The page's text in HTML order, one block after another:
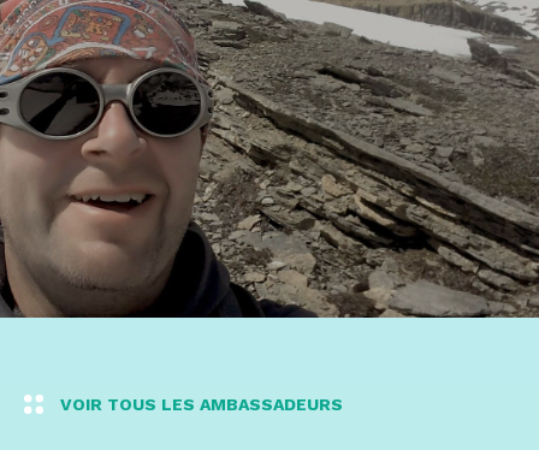
VOIR TOUS LES AMBASSADEURS